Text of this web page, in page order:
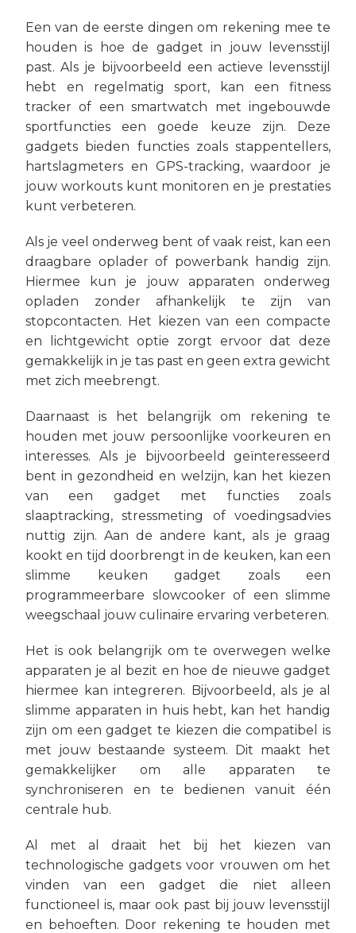
Een van de eerste dingen om rekening mee te
houden is hoe de gadget in jouw levensstijl
past. Als je bijvoorbeeld een actieve levensstijl
hebt en regelmatig sport, kan een fitness
tracker of een smartwatch met ingebouwde
sportfuncties een goede keuze zijn. Deze
gadgets bieden functies zoals stappentellers,
hartslagmeters en GPS-tracking, waardoor je
jouw workouts kunt monitoren en je prestaties
kunt verbeteren.
Als je veel onderweg bent of vaak reist, kan een
draagbare oplader of powerbank handig zijn.
Hiermee kun je jouw apparaten onderweg
opladen zonder afhankelijk te zijn van
stopcontacten. Het kiezen van een compacte
en lichtgewicht optie zorgt ervoor dat deze
gemakkelijk in je tas past en geen extra gewicht
met zich meebrengt.
Daarnaast is het belangrijk om rekening te
houden met jouw persoonlijke voorkeuren en
interesses. Als je bijvoorbeeld geïnteresseerd
bent in gezondheid en welzijn, kan het kiezen
van een gadget met functies zoals
slaaptracking, stressmeting of voedingsadvies
nuttig zijn. Aan de andere kant, als je graag
kookt en tijd doorbrengt in de keuken, kan een
slimme keuken gadget zoals een
programmeerbare slowcooker of een slimme
weegschaal jouw culinaire ervaring verbeteren.
Het is ook belangrijk om te overwegen welke
apparaten je al bezit en hoe de nieuwe gadget
hiermee kan integreren. Bijvoorbeeld, als je al
slimme apparaten in huis hebt, kan het handig
zijn om een gadget te kiezen die compatibel is
met jouw bestaande systeem. Dit maakt het
gemakkelijker om alle apparaten te
synchroniseren en te bedienen vanuit één
centrale hub.
Al met al draait het bij het kiezen van
technologische gadgets voor vrouwen om het
vinden van een gadget die niet alleen
functioneel is, maar ook past bij jouw levensstijl
en behoeften. Door rekening te houden met